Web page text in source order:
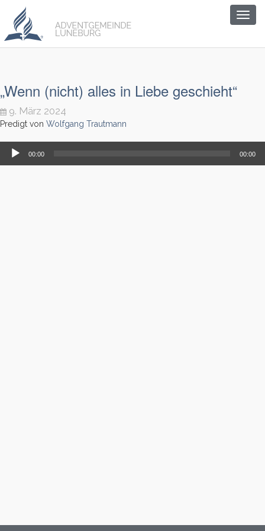
„Wenn (nicht) alles in Liebe geschieht“
9. März 2024
Predigt von Wolfgang Trautmann
Audio-
Player
00:00 00:00